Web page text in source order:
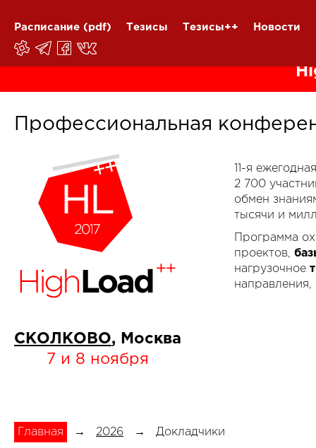
Расписание (pdf) Тезисы Тезисы++ Новости
Профессиональная
СКОЛКОВО, Москва
7 и 8 ноября
11-я
2 700
обмен
тысячи и
Программа
проектов,
нагрузочное
Главная → 2026 → Докладчики